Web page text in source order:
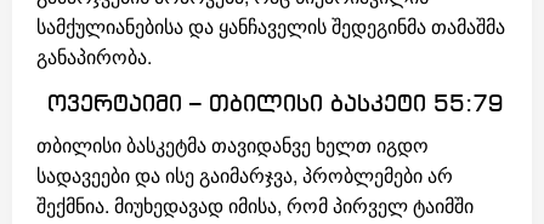
სამქულიანებისა და ყანჩაველის შედეგინმა თამაშმა
განაპირობა.
ოვერტაიმი – თბილისი ბასკეტი 55:79
თბილისი ბასკეტმა თავიდანვე ხელთ იგდო
სადავეები და ისე გაიმარჯვა, პრობლემები არ
შექმნია. მიუხედავად იმისა, რომ პირველ ტაიმში